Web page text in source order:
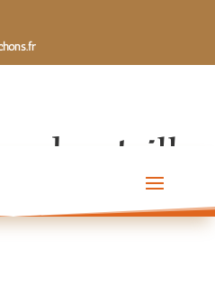
bouteille